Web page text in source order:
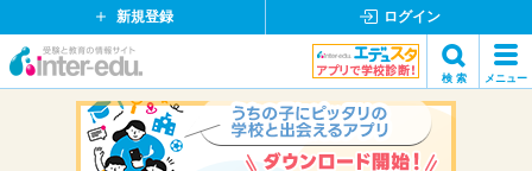
新規登録 ログイン
イ
検 索 メニュー
検索